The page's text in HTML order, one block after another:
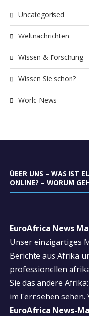
Uncategorised
Weltnachrichten
Wissen & Forschung
Wissen Sie schon?
World News
ÜBER UNS – WAS IST
ONLINE? – WORUM
EuroAfrica News
Unser einzigartiges
Berichte aus Afrika
professionellen
Sie das andere
im Fernsehen
EuroAfrica News-